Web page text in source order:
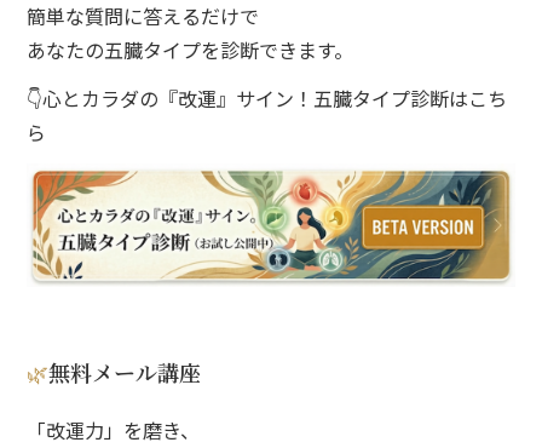
簡単な質問に答えるだけで
あなたの五臓タイプを診断できます。
👇心とカラダの『改運』サイン！五臓タイプ診断はこち
ら
🌿無料メール講座
「改運力」を磨き、